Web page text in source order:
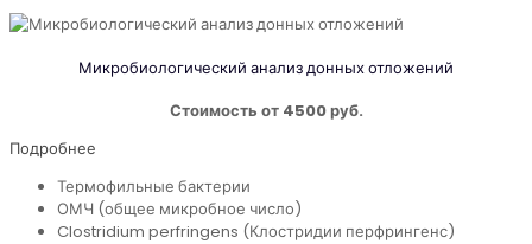
Микробиологический анализ донных отложений
Стоимость от 4500 руб.
Подробнее
Термофильные бактерии
ОМЧ (общее микробное число)
Clostridium perfringens (Клостридии перфрингенс)